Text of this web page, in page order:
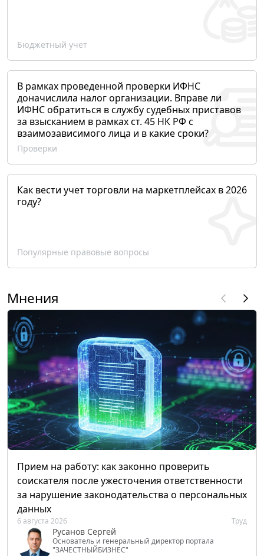
Бюджетный учет
В рамках проведенной проверки ИФНС
доначислила налог организации. Вправе ли
ИФНС обратиться в службу судебных приставов
за взысканием в рамках ст. 45 НК РФ с
взаимозависимого лица и в какие сроки?
Проверки
Как вести учет торговли на маркетплейсах в 2026
году?
Популярные правовые вопросы
Мнения
Прием на работу: как законно проверить
соискателя после ужесточения ответственности
за нарушение законодательства о персональных
данных
6 августа 2026 Труд
Русанов Сергей
Основатель и генеральный директор портала
"ЗАЧЕСТНЫЙБИЗНЕС"